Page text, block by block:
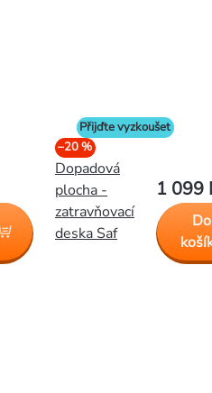
Přijďte vyzkoušet
–20 %
Dopadová
plocha -
zatravňovací
deska Saf
1 099
Do